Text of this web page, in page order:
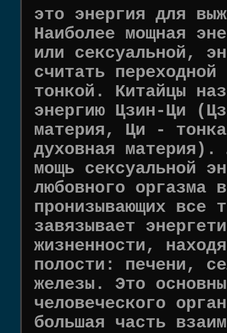
это энергия для
Наиболее мощная
или сексуальной,
считать
тонкой. Китайцы
энергию Цзин-Ци
материя, Ци -
духовная материя).
мощь сексуальной
любовного оргазма
пронизывающих все
завязывает
жизненности,
полости: печени,
железы. Это
человеческого
большая часть